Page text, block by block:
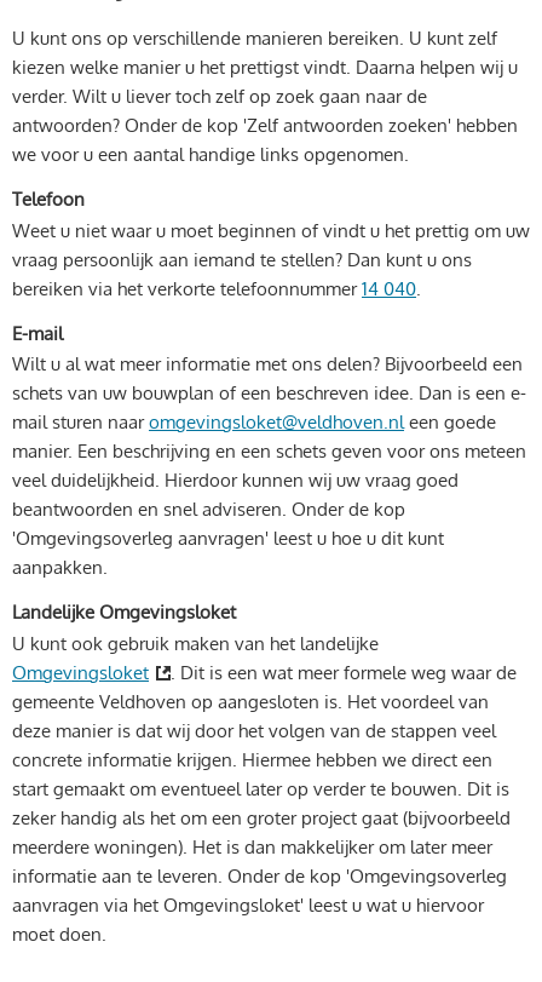
U kunt ons op verschillende manieren bereiken. U kunt zelf
kiezen welke manier u het prettigst vindt. Daarna helpen wij u
verder. Wilt u liever toch zelf op zoek gaan naar de
antwoorden? Onder de kop 'Zelf antwoorden zoeken' hebben
we voor u een aantal handige links opgenomen.
Telefoon
Weet u niet waar u moet beginnen of vindt u het prettig om uw
vraag persoonlijk aan iemand te stellen? Dan kunt u ons
bereiken via het verkorte telefoonnummer14 040.
E-mail
Wilt u al wat meer informatie met ons delen? Bijvoorbeeld een
schets van uw bouwplan of een beschreven idee. Dan is een e-
mail sturen naaromgevingsloket@veldhoven.nleen goede
manier. Een beschrijving en een schets geven voor ons meteen
veel duidelijkheid. Hierdoor kunnen wij uw vraag goed
beantwoorden en snel adviseren. Onder de kop
'Omgevingsoverleg aanvragen' leest u hoe u dit kunt
aanpakken.
Landelijke Omgevingsloket
U kunt ook gebruik maken van het landelijke
Omgevingsloket
. Dit is een wat meer formele weg waar de
gemeente Veldhoven op aangesloten is. Het voordeel van
deze manier is dat wij door het volgen van de stappen veel
concrete informatie krijgen. Hiermee hebben we direct een
start gemaakt om eventueel later op verder te bouwen. Dit is
zeker handig als het om een groter project gaat (bijvoorbeeld
meerdere woningen). Het is dan makkelijker om later meer
informatie aan te leveren. Onder de kop 'Omgevingsoverleg
aanvragen via het Omgevingsloket' leest u wat u hiervoor
moet doen.